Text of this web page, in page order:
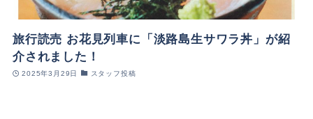
旅行読売 お花見列車に「淡路島生サワラ丼」が紹
介されました！
2025年3月29日 スタッフ投稿